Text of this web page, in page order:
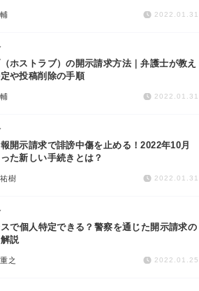
2022.01.31
ホストラブ）の開示請求方法｜弁護士が教え
や投稿削除の手順
2022.01.31
開示請求で誹謗中傷を止める！2022年10月
た新しい手続きとは？
樹 2022.01.31
スで個人特定できる？警察を通じた開示請求の
説
之 2022.01.25